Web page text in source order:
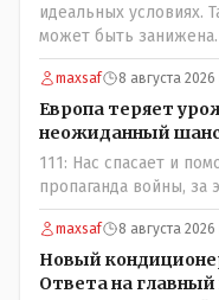
идеальных условиях.
может быть занижена.
maxsaf 8 августа 2026
Европа теряет
неожиданный шанс
111: Нас спасает и
пропаганда войны, за
maxsaf 8 августа 2026
Новый
Ответа на